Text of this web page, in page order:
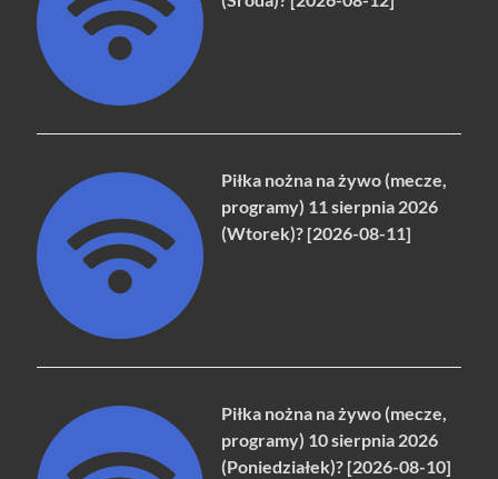
Piłka nożna na żywo (mecze,
programy) 11 sierpnia 2026
(Wtorek)? [2026-08-11]
Piłka nożna na żywo (mecze,
programy) 10 sierpnia 2026
(Poniedziałek)? [2026-08-10]